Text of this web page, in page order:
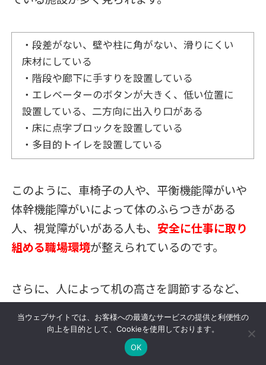
・段差がない、壁や柱に角がない、滑りにくい
床材にしている
・階段や廊下に手すりを設置している
・エレベーターのボタンが大きく、低い位置に
設置している、二方向に出入り口がある
・床に点字ブロックを設置している
・多目的トイレを設置している
このように、車椅子の人や、平衡機能障がいや
体幹機能障がいによって体のふらつきがある
人、視覚障がいがある人も、 安全に仕事に取り
組める職場環境が整えられているのです。
さらに、人によって机の高さを調節するなど、
れています。
当ウェブサイトでは、お客様への最適なサービスの提供と利便性の
向上を目的として、Cookieを使用しております。
OK